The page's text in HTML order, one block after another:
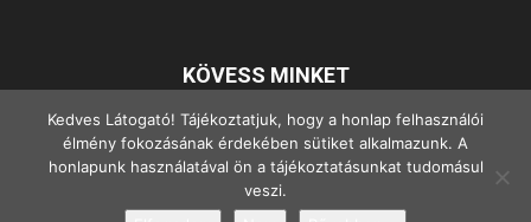
KÖVESS MINKET
Kedves Látogató! Tájékoztatjuk, hogy a honlap felhasználói
élmény fokozásának érdekében sütiket alkalmazunk. A
honlapunk használatával ön a tájékoztatásunkat tudomásul
veszi.